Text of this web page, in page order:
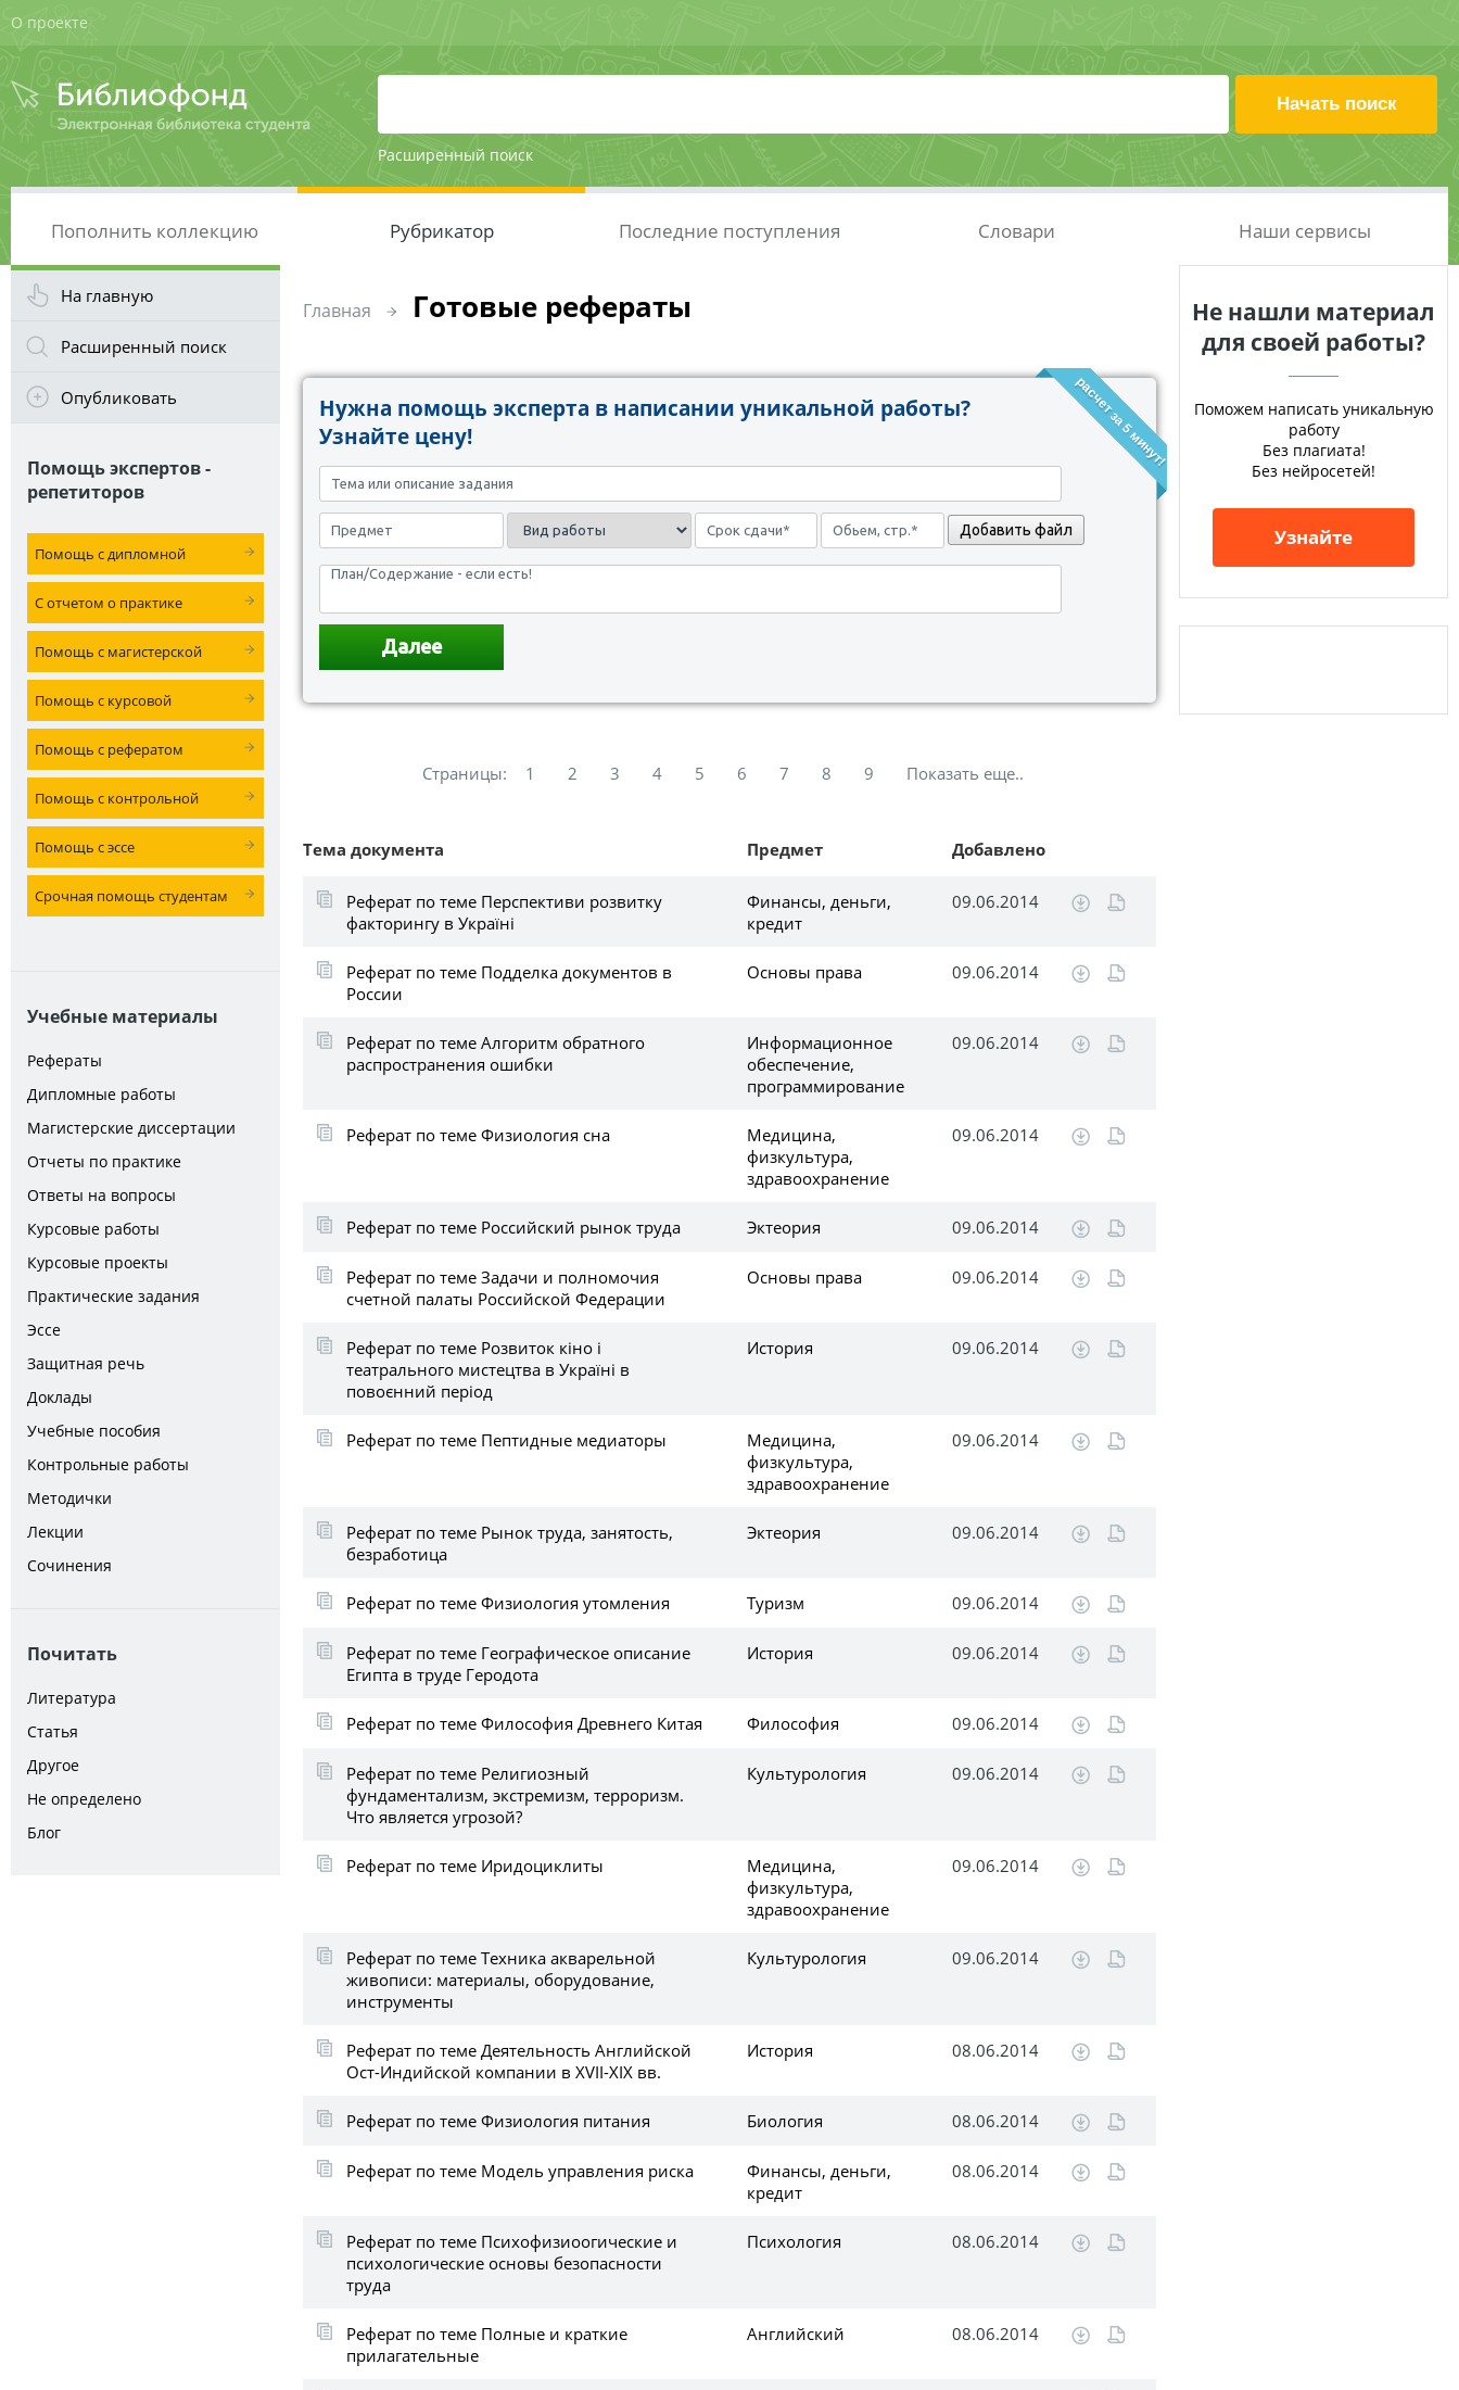
О проекте
Расширенный поиск
Пополнить коллекцию Рубрикатор Последние поступления Словари Наши сервисы
На главную
Расширенный поиск
Опубликовать
Помощь экспертов -
репетиторов
Помощь с дипломной
С отчетом о практике
Помощь с магистерской
Помощь с курсовой
Помощь с рефератом
Помощь с контрольной
Помощь с эссе
Срочная помощь студентам
Учебные материалы
Рефераты
Дипломные работы
Магистерские диссертации
Отчеты по практике
Ответы на вопросы
Курсовые работы
Курсовые проекты
Практические задания
Эссе
Защитная речь
Доклады
Учебные пособия
Контрольные работы
Методички
Лекции
Сочинения
Почитать
Литература
Статья
Другое
Не определено
Блог
Главная Готовые рефераты
расчет за 5 минут!
Нужна помощь эксперта в написании уникальной работы?
Узнайте цену!
Добавить файл
Страницы: 1 2 3 4 5 6 7 8 9 Показать еще..
Тема документа Предмет Добавлено
Реферат по теме Перспективи розвитку
факторингу в Україні
Финансы, деньги,
кредит
09.06.2014
Реферат по теме Подделка документов в
России
Основы права 09.06.2014
Реферат по теме Алгоритм обратного
распространения ошибки
Информационное
обеспечение,
программирование
09.06.2014
Реферат по теме Физиология сна
Медицина,
физкультура,
здравоохранение
09.06.2014
Реферат по теме Российский рынок труда Эктеория 09.06.2014
Реферат по теме Задачи и полномочия
счетной палаты Российской Федерации
Основы права 09.06.2014
Реферат по теме Розвиток кіно і
театрального мистецтва в Україні в
повоєнний період
История 09.06.2014
Реферат по теме Пептидные медиаторы
Медицина,
физкультура,
здравоохранение
09.06.2014
Реферат по теме Рынок труда, занятость,
безработица
Эктеория 09.06.2014
Реферат по теме Физиология утомления Туризм 09.06.2014
Реферат по теме Географическое описание
Египта в труде Геродота
История 09.06.2014
Реферат по теме Философия Древнего Китая Философия 09.06.2014
Реферат по теме Религиозный
фундаментализм, экстремизм, терроризм.
Что является угрозой?
Культурология 09.06.2014
Реферат по теме Иридоциклиты
Медицина,
физкультура,
здравоохранение
09.06.2014
Реферат по теме Техника акварельной
живописи: материалы, оборудование,
инструменты
Культурология 09.06.2014
Реферат по теме Деятельность Английской
Ост-Индийской компании в XVII-XIX вв.
История 08.06.2014
Реферат по теме Физиология питания Биология 08.06.2014
Реферат по теме Модель управления риска
Финансы, деньги,
кредит
08.06.2014
Реферат по теме Психофизиоогические и
психологические основы безопасности
труда
Психология 08.06.2014
Реферат по теме Полные и краткие
прилагательные
Английский 08.06.2014
Не нашли материал
для своей работы?
Поможем написать уникальную
работу
Без плагиата!
Без нейросетей!
Узнайте